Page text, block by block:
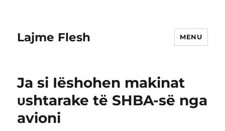
Lajme Flesh MENU
Ja si Iëshohen makinat
υshtarake të SHBA-së nga
avioni